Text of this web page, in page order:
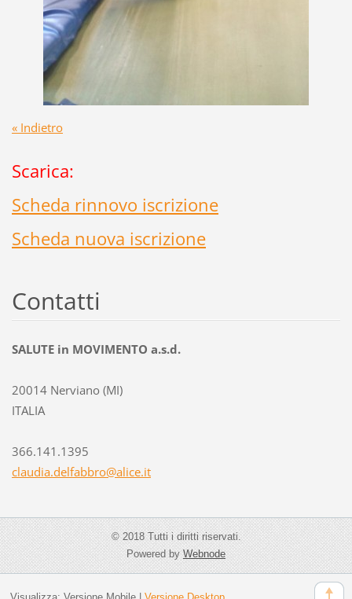
« Indietro
Scarica:
Scheda rinnovo iscrizione
Scheda nuova iscrizione
Contatti
SALUTE in MOVIMENTO a.s.d.
20014 Nerviano (MI)
ITALIA
366.141.1395
claudia.delfabbro@alice.it
© 2018 Tutti i diritti riservati.
Powered byWebnode